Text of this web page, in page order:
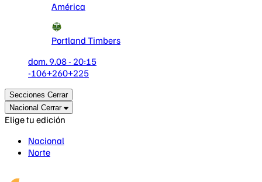
América
Portland Timbers
dom. 9.08 - 20:15
-106+260+225
Secciones Cerrar
Nacional Cerrar
Elige tu edición
Nacional
Norte